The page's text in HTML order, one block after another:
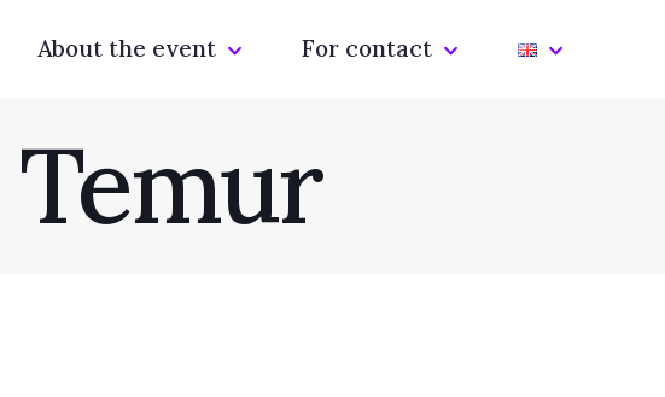
About the event For contact